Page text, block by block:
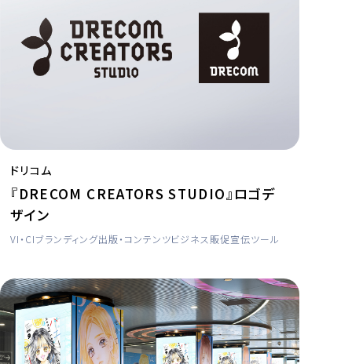
ドリコム
『DRECOM CREATORS STUDIO』ロゴデ
ザイン
VI・CIブランディング出版・コンテンツビジネス 販促宣伝ツール